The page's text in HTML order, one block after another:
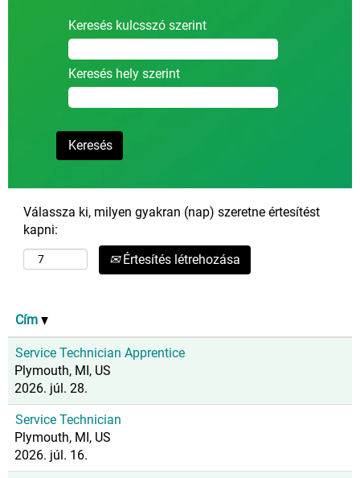
Keresés kulcsszó szerint
Keresés hely szerint
Válassza ki, milyen gyakran (nap) szeretne értesítést
kapni:
Értesítés létrehozása
Cím
Service Technician Apprentice
Plymouth, MI, US
2026. júl. 28.
Service Technician
Plymouth, MI, US
2026. júl. 16.